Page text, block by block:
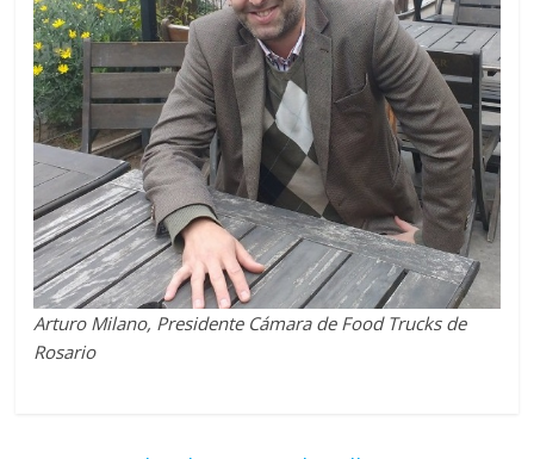
Arturo Milano, Presidente Cámara de Food Trucks de
Rosario